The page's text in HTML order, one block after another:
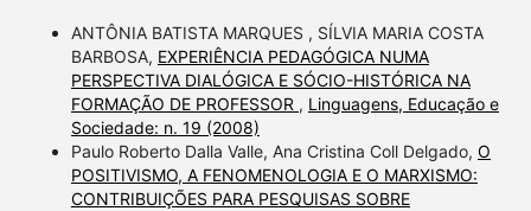
ANTÔNIA BATISTA MARQUES , SÍLVIA MARIA COSTA
BARBOSA, EXPERIÊNCIA PEDAGÓGICA NUMA
PERSPECTIVA DIALÓGICA E SÓCIO-HISTÓRICA NA
FORMAÇÃO DE PROFESSOR , Linguagens, Educação e
Sociedade: n. 19 (2008)
Paulo Roberto Dalla Valle, Ana Cristina Coll Delgado, O
POSITIVISMO, A FENOMENOLOGIA E O MARXISMO:
CONTRIBUIÇÕES PARA PESQUISAS SOBRE